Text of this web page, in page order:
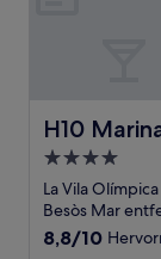
H10
H10 Marina
4.0-
Sterne-
Unterkunft
La Vila
Besòs Mar
8.8
8,8/10